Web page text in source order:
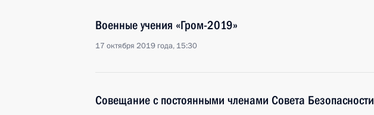
Военные учения «Гром-2019»
17 октября 2019 года, 15:30
Совещание с постоянными членами Совета Безопасности